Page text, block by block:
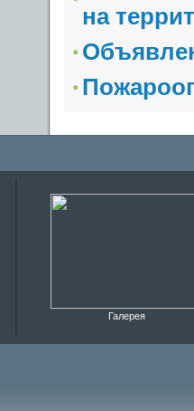
на
Галерея